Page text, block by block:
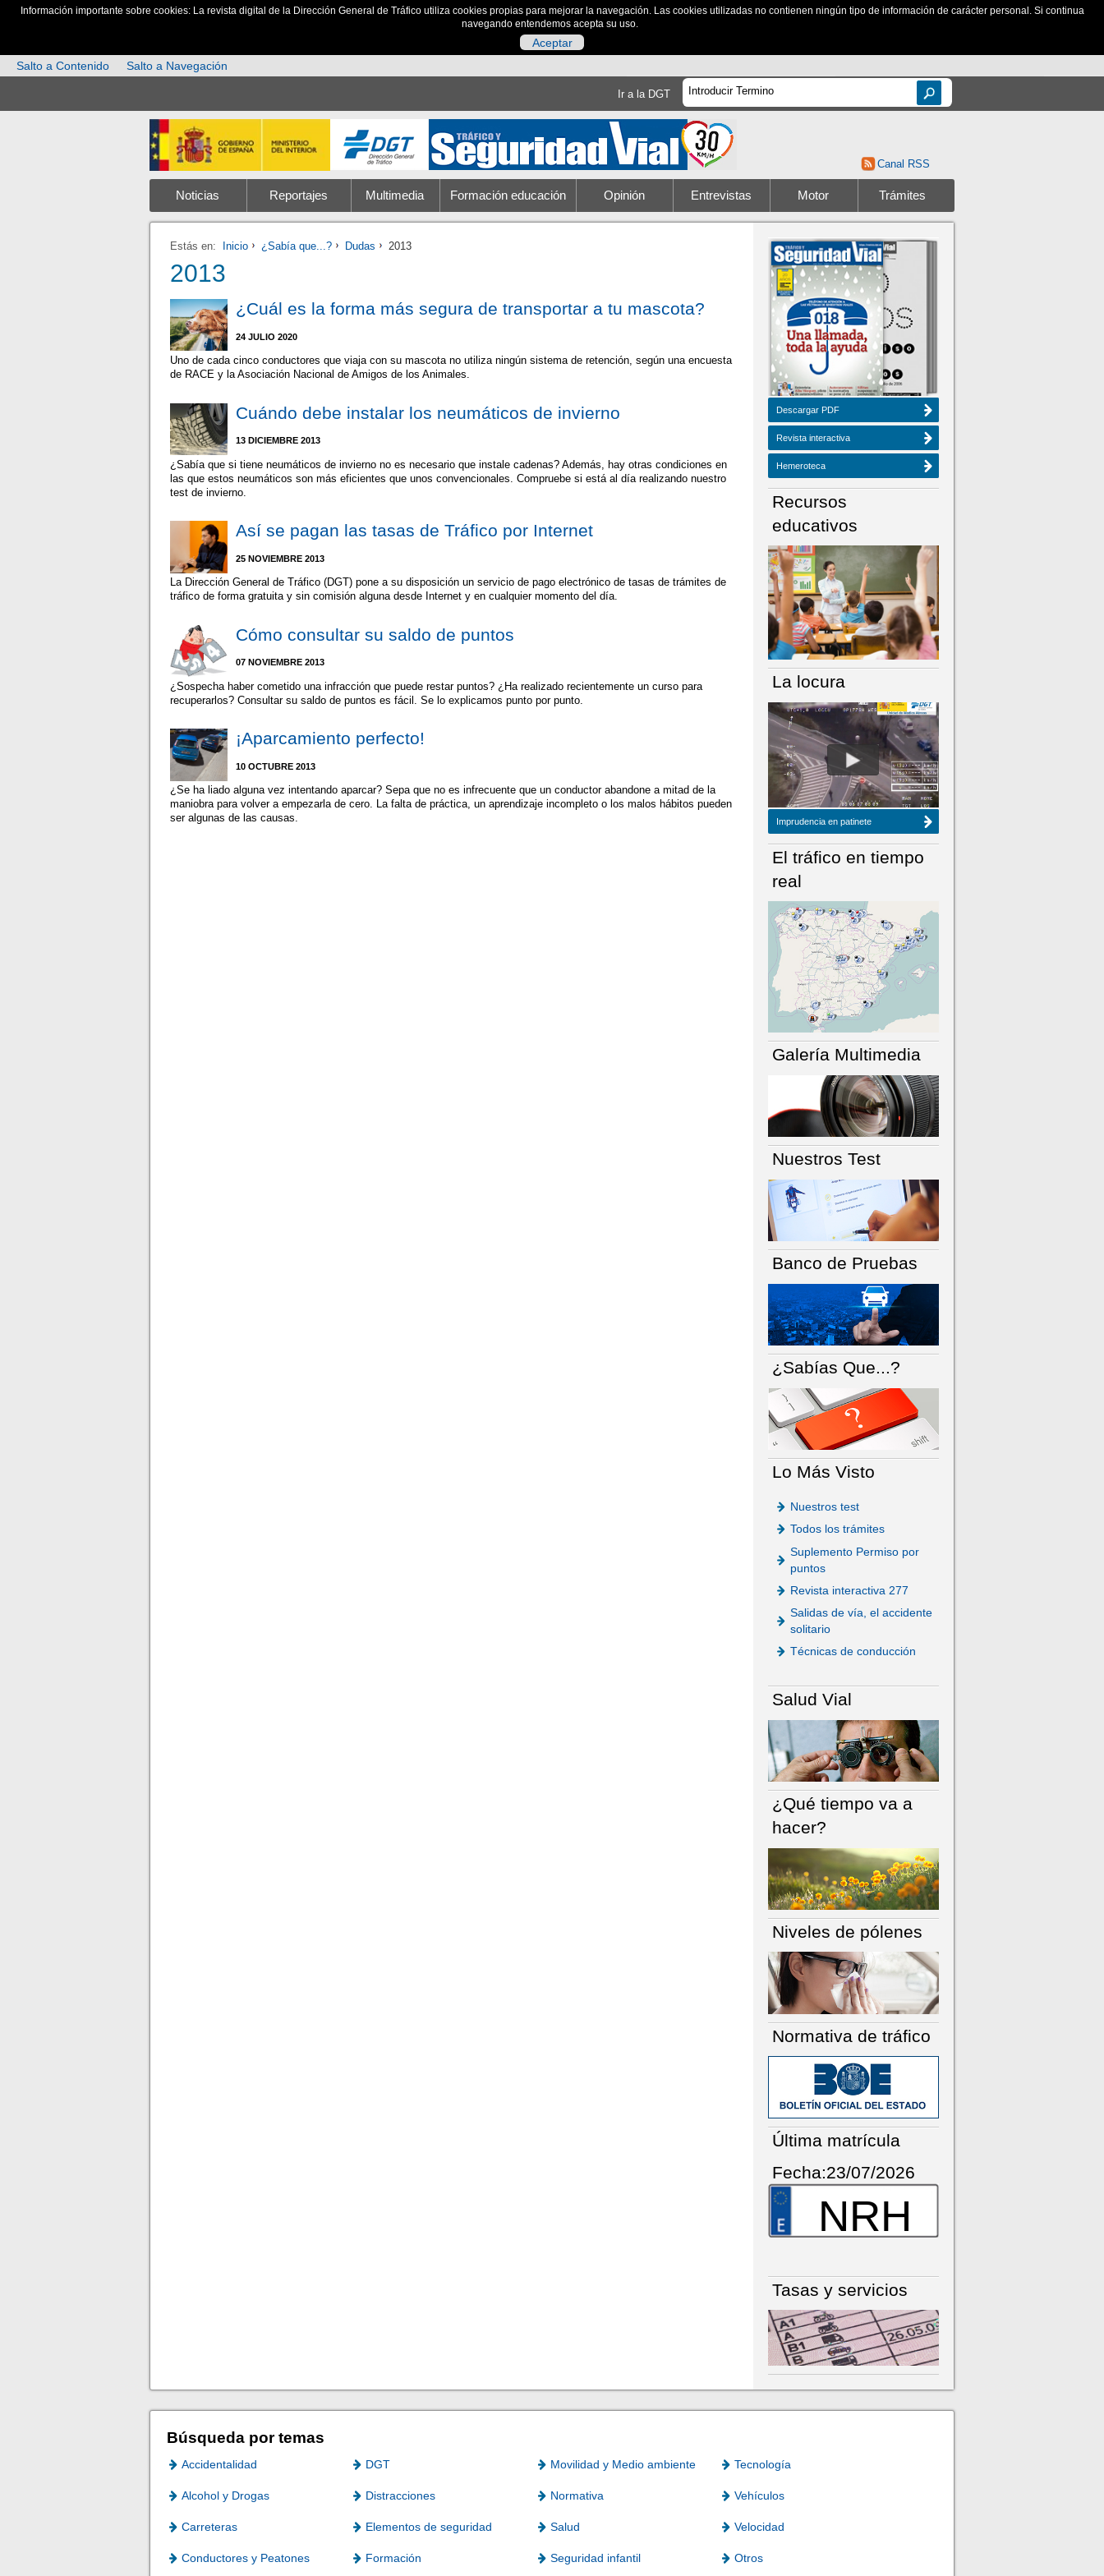
Información importante sobre cookies: La revista digital de la Dirección General de Tráfico utiliza cookies propias para mejorar la navegación. Las cookies utilizadas no contienen ningún tipo de información de carácter personal. Si continua
navegando entendemos acepta su uso.
Aceptar
Salto a Contenido
Salto a Navegación
Ir a la DGT
Canal RSS
Noticias Reportajes Multimedia Formación educación Opinión Entrevistas Motor Trámites
Estás en: Inicio ¿Sabía que...? Dudas 2013
2013
¿Cuál es la forma más segura de transportar a tu mascota?
24 JULIO 2020
Uno de cada cinco conductores que viaja con su mascota no utiliza ningún sistema de retención, según una encuesta
de RACE y la Asociación Nacional de Amigos de los Animales.
Cuándo debe instalar los neumáticos de invierno
13 DICIEMBRE 2013
¿Sabía que si tiene neumáticos de invierno no es necesario que instale cadenas? Además, hay otras condiciones en
las que estos neumáticos son más eficientes que unos convencionales. Compruebe si está al día realizando nuestro
test de invierno.
Así se pagan las tasas de Tráfico por Internet
25 NOVIEMBRE 2013
La Dirección General de Tráfico (DGT) pone a su disposición un servicio de pago electrónico de tasas de trámites de
tráfico de forma gratuita y sin comisión alguna desde Internet y en cualquier momento del día.
Cómo consultar su saldo de puntos
07 NOVIEMBRE 2013
¿Sospecha haber cometido una infracción que puede restar puntos? ¿Ha realizado recientemente un curso para
recuperarlos? Consultar su saldo de puntos es fácil. Se lo explicamos punto por punto.
¡Aparcamiento perfecto!
10 OCTUBRE 2013
¿Se ha liado alguna vez intentando aparcar? Sepa que no es infrecuente que un conductor abandone a mitad de la
maniobra para volver a empezarla de cero. La falta de práctica, un aprendizaje incompleto o los malos hábitos pueden
ser algunas de las causas.
NÚMERO ACTUAL HEMEROTECA
Descargar PDF
Revista interactiva
Hemeroteca
Recursos
educativos
La locura
Imprudencia en patinete
El tráfico en tiempo
real
Galería Multimedia
Nuestros Test
Banco de Pruebas
¿Sabías Que...?
Lo Más Visto
Nuestros test
Todos los trámites
Suplemento Permiso por
puntos
Revista interactiva 277
Salidas de vía, el accidente
solitario
Técnicas de conducción
Salud Vial
¿Qué tiempo va a
hacer?
Niveles de pólenes
Normativa de tráfico
Última matrícula
Fecha:23/07/2026
NRH
Tasas y servicios
Búsqueda por temas
Accidentalidad DGT Movilidad y Medio ambiente Tecnología
Alcohol y Drogas Distracciones Normativa Vehículos
Carreteras Elementos de seguridad Salud Velocidad
Conductores y Peatones Formación Seguridad infantil Otros